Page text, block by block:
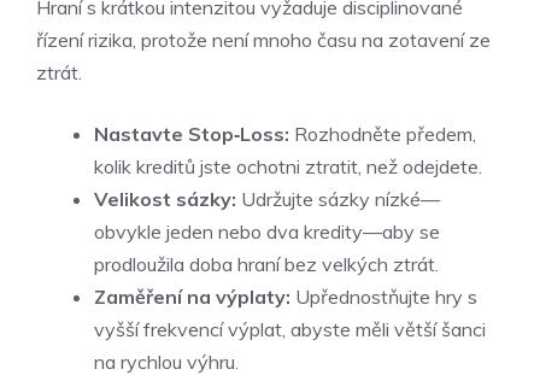
Hraní s krátkou intenzitou vyžaduje disciplinované
řízení rizika, protože není mnoho času na zotavení ze
ztrát.
Nastavte Stop‑Loss: Rozhodněte předem,
kolik kreditů jste ochotni ztratit, než odejdete.
Velikost sázky: Udržujte sázky nízké—
obvykle jeden nebo dva kredity—aby se
prodloužila doba hraní bez velkých ztrát.
Zaměření na výplaty: Upřednostňujte hry s
vyšší frekvencí výplat, abyste měli větší šanci
na rychlou výhru.